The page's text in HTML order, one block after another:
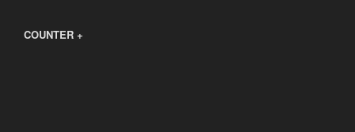
COUNTER +